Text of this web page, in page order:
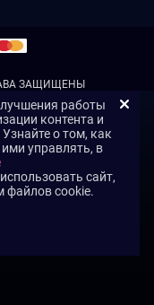
ЗАЩИЩЕНЫ
работы
контента и
о том, как
управлять, в
сайт,
файлов cookie.